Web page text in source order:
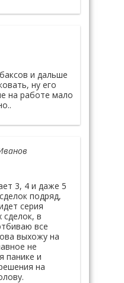
и дальше
ну его
на работе мало
3, 4 и даже 5
подряд,
серия
в
все
выхожу на
не
панике и
на